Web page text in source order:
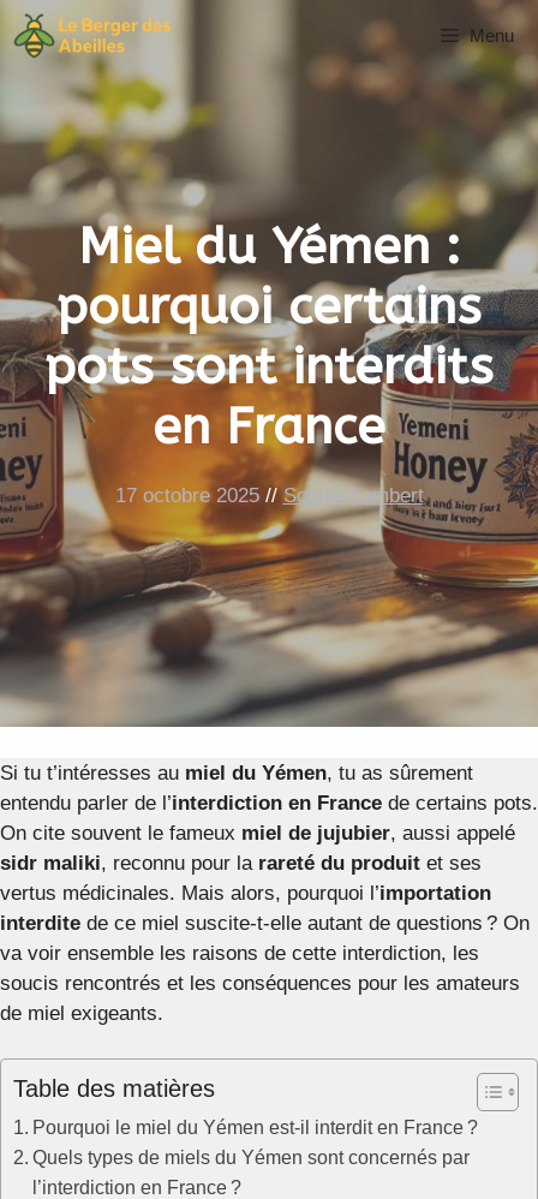
Aller
au
contenu
Menu
Miel du Yémen :
pourquoi certains
pots sont interdits
en France
17 octobre 2025 // Sophie Lambert
Si tu t’intéresses au miel du Yémen, tu as sûrement
entendu parler de l’interdiction en France de certains pots.
On cite souvent le fameux miel de jujubier, aussi appelé
sidr maliki, reconnu pour la rareté du produit et ses
vertus médicinales. Mais alors, pourquoi l’importation
interdite de ce miel suscite-t-elle autant de questions ? On
va voir ensemble les raisons de cette interdiction, les
soucis rencontrés et les conséquences pour les amateurs
de miel exigeants.
Table des matières
Pourquoi le miel du Yémen est-il interdit en France ?
Quels types de miels du Yémen sont concernés par
l’interdiction en France ?